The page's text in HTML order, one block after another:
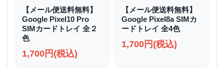
【メール便送料無料】
Google Pixel10 Pro
SIMカードトレイ 全２
色
1,700円(税込)
【メール便送料無料】
Google Pixel8a SIMカ
ードトレイ 全4色
1,700円(税込)